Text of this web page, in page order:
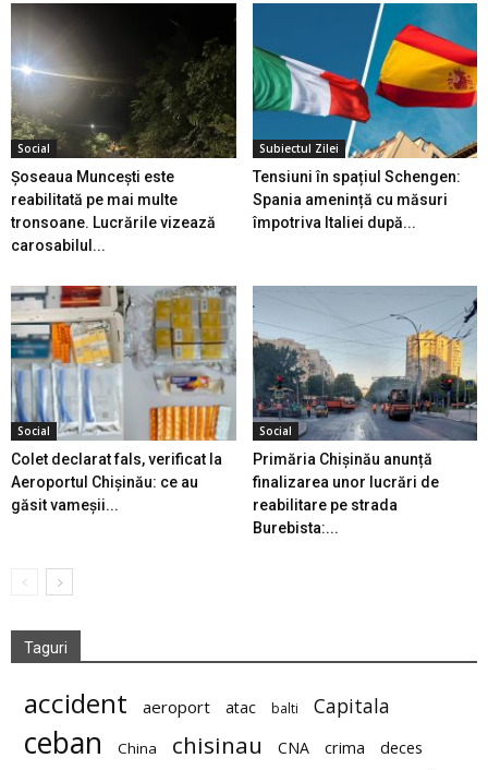
Social
Șoseaua Muncești este
reabilitată pe mai multe
tronsoane. Lucrările vizează
carosabilul...
Subiectul Zilei
Tensiuni în spațiul Schengen:
Spania amenință cu măsuri
împotriva Italiei după...
Social
Colet declarat fals, verificat la
Aeroportul Chișinău: ce au
găsit vameșii...
Social
Primăria Chișinău anunță
finalizarea unor lucrări de
reabilitare pe strada
Burebista:...
Taguri
accident aeroport atac balti Capitala
ceban China chisinau CNA crima deces